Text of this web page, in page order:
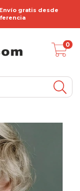
Envío gratis desde
0